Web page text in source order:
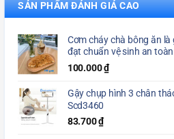
SẢN PHẨM ĐÁNH GIÁ CAO
Cơm cháy chà bông ăn
đạt chuẩn vệ sinh an
100.000₫
Gậy chụp hình 3 chân
Scd3460
83.700₫